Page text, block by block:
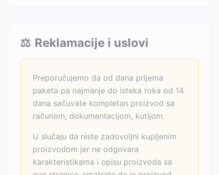
⚖️ Reklamacije i uslovi
Preporučujemo da od dana prijema
paketa pa najmanje do isteka roka od 14
dana sačuvate kompletan proizvod sa
računom, dokumentacijom, kutijom.
U slučaju da niste zadovoljni kupljenim
proizvodom jer ne odgovara
karakteristikama i opisu proizvoda sa